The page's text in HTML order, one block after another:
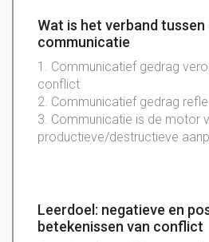
Wat is het verband
communicatie
1. Communicatief gedrag
conflict
2. Communicatief gedrag
3. Communicatie is de motor
productieve/destructieve
Leerdoel: negatieve en
betekenissen van conflict